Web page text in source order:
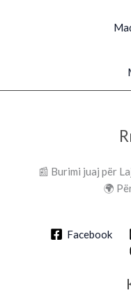
📰 Burimi juaj për
🌍
Facebook